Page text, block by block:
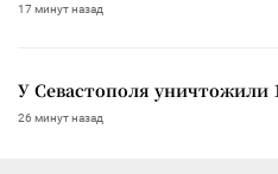
17 минут назад
У Севастополя уничтожили
26 минут назад